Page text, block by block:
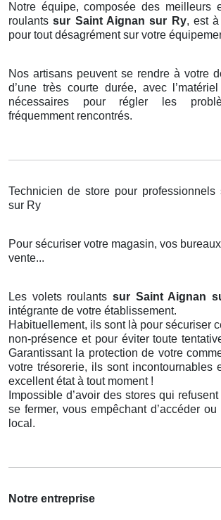
Notre équipe, composée des meilleurs
roulantssur Saint Aignan sur Ry, est à
pour tout désagrément sur votre
Nos artisans peuvent se rendre à votre
d’une très courte durée, avec
nécessaires pour régler les
fréquemment rencontrés.
Technicien de store pour professionnels
sur Ry
Pour sécuriser votre magasin, vos
vente...
Les volets roulants sur Saint Aignan
intégrante de votre établissement.
Habituellement, ils sont là pour sécuriser
non-présence et pour éviter toute
Garantissant la protection de votre
votre trésorerie, ils sont incontournables
excellent état à tout moment !
Impossible d’avoir des stores qui
se fermer, vous empêchant d’accéder
local.
Notre entreprise